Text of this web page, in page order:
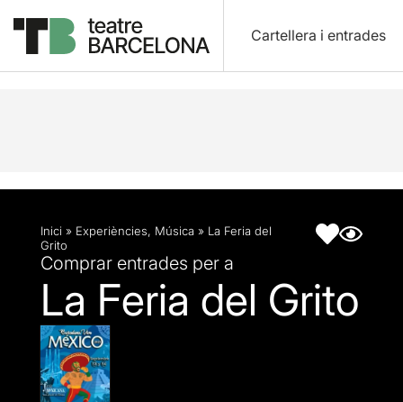
Cartellera i entrades
Descripció Fitxa artística
Inici » Experiències, Música » La Feria del
Grito
Comprar entrades per a
La Feria del Grito